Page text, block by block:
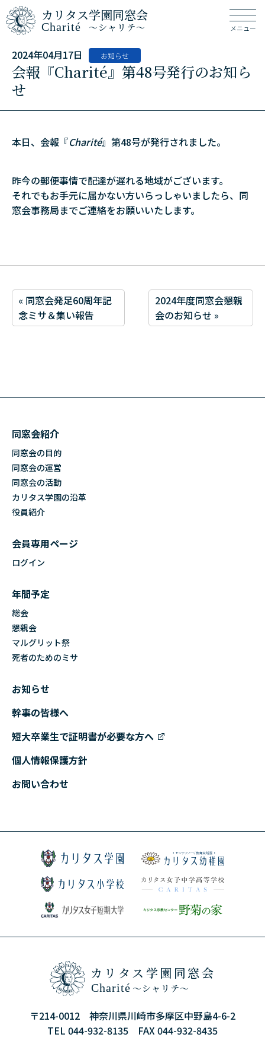
カリタス学園同窓会
Charité ～シャリテ～ メニュー
2024年04月17日 お知らせ
会報『Charité』第48号発行のお知ら
せ
本日、会報『Charité』第48号が発行されました。
昨今の郵便事情で配達が遅れる地域がございます。
それでもお手元に届かない方いらっしゃいましたら、同
窓会事務局までご連絡をお願いいたします。
« 同窓会発足60周年記
念ミサ＆集い報告
2024年度同窓会懇親
会のお知らせ »
同窓会紹介
同窓会の目的
同窓会の運営
同窓会の活動
カリタス学園の沿革
役員紹介
会員専用ページ
ログイン
年間予定
総会
懇親会
マルグリット祭
死者のためのミサ
お知らせ
幹事の皆様へ
短大卒業生で証明書が必要な方へ
個人情報保護方針
お問い合わせ
カリタス学園同窓会
Charité ～シャリテ～
〒214-0012 神奈川県川崎市多摩区中野島4-6-2
TEL 044-932-8135 FAX 044-932-8435